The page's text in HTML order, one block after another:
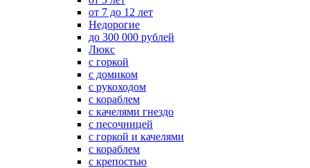
от 7 до 12 лет
Недорогие
до 300 000 рублей
Люкс
с горкой
с домиком
с рукоходом
с кораблем
с качелями гнездо
с песочницей
с горкой и качелями
с кораблем
с крепостью